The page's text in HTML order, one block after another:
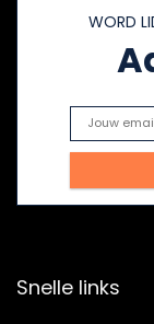
WORD
Snelle links